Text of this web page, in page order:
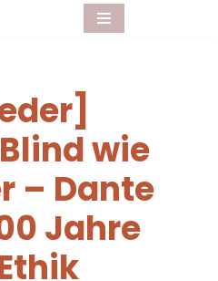
wie
– Dante
Jahre